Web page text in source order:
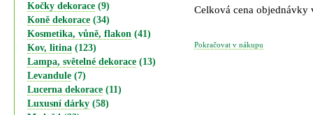
Kočky dekorace (9)
Koně dekorace (34)
Kosmetika, vůně, flakon (41)
Kov, litina (123)
Lampa, světelné dekorace (13)
Levandule (7)
Lucerna dekorace (11)
Luxusní dárky (58)
Celková cena
Pokračovat v nákupu